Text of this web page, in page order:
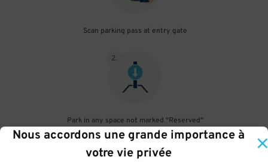
Nous accordons une grande importance à
votre vie privée
Scan parking pass at entry gate
2.
Park in any space not marked "Reserved"
3